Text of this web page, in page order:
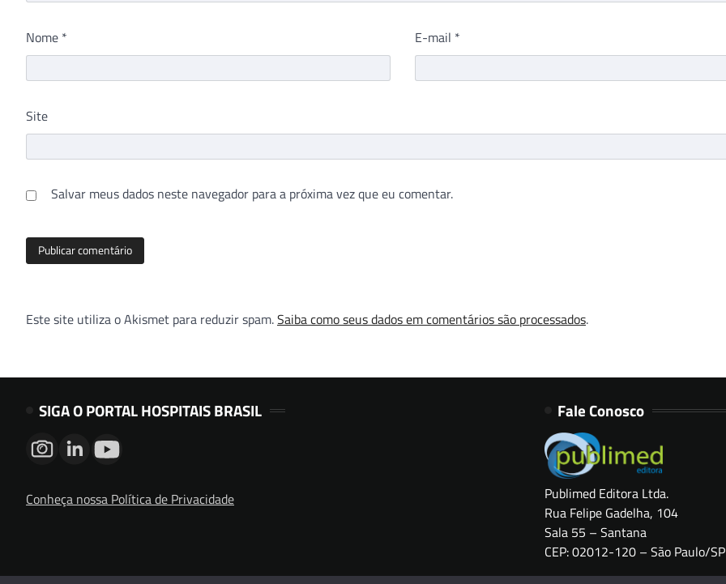
Nome * E-mail *
Site
Salvar meus dados neste navegador para a próxima vez que eu comentar.
Este site utiliza o Akismet para reduzir spam.Saiba como seus dados em comentários são processados.
SIGA O PORTAL HOSPITAIS BRASIL
Conheça nossa Política de Privacidade
Fale Conosco
Publimed Editora Ltda.
Rua Felipe Gadelha, 104
Sala 55 – Santana
CEP: 02012-120 – São Paulo/SP